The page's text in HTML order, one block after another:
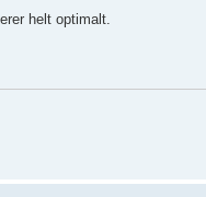
helt optimalt.